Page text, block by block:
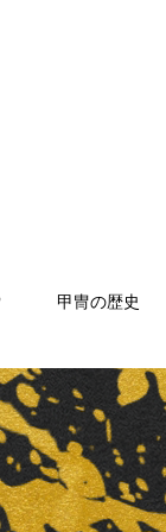
甲冑の歴史